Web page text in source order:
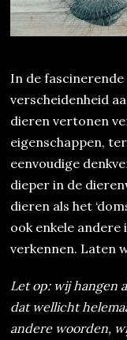
In de
verscheidenheid
dieren vertonen
eigenschappen,
eenvoudige
dieper in de
dieren als het
ook enkele
verkennen. Laten
Let op: wij hangen
dat wellicht
andere woorden,